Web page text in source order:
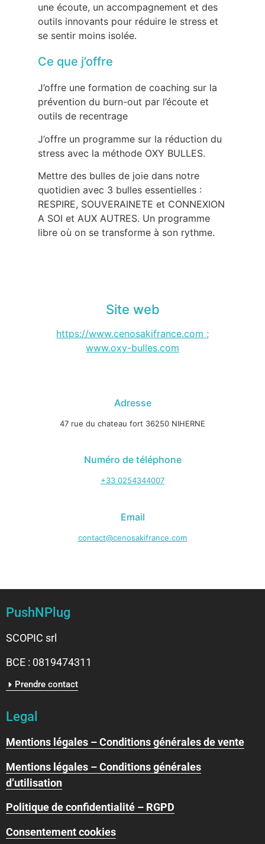
une écoute, un accompagnement et des
outils innovants pour réduire le stress et
se sentir moins isolée.
Ce que j’offre
J’offre une formation de coaching sur la
prévention du burn-out par l’écoute et
outils de recentrage
J’offre un programme sur la réduction du
stress avec la méthode OXY BULLES.
Mettre des bulles de joie dans notre
quotidien avec 3 bulles essentielles :
RESPIRE, SOUVERAINETE et CONNEXION
A SOI et AUX AUTRES. Un programme
libre où on se transforme à son rythme.
Site web
https://www.cenosakifrance.com ;
www.oxy-bulles.com
Adresse
47 rue du chateau fort 36250 NIHERNE
Numéro de téléphone
+33 0254344007
Email
contact@cenosakifrance.com
PushNPlug
SCOPIC srl
BCE : 0819474311
Prendre contact
Legal
Mentions légales – Conditions générales de vente
Mentions légales – Conditions générales
d’utilisation
Politique de confidentialité – RGPD
Consentement cookies